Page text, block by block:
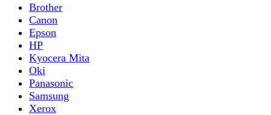
Brother
Canon
Epson
HP
Kyocera Mita
Oki
Panasonic
Samsung
Xerox